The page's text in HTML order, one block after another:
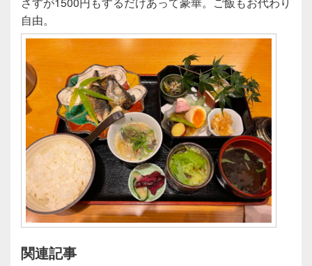
自由。
関連記事